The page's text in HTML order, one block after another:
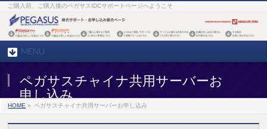
ご購入前、ご購入後のペガサスIDCサポートページへようこそ
MENU
ペガサスチャイナ共用サーバーお
申し込み
HOME » ペガサスチャイナ共用サーバーお申し込み